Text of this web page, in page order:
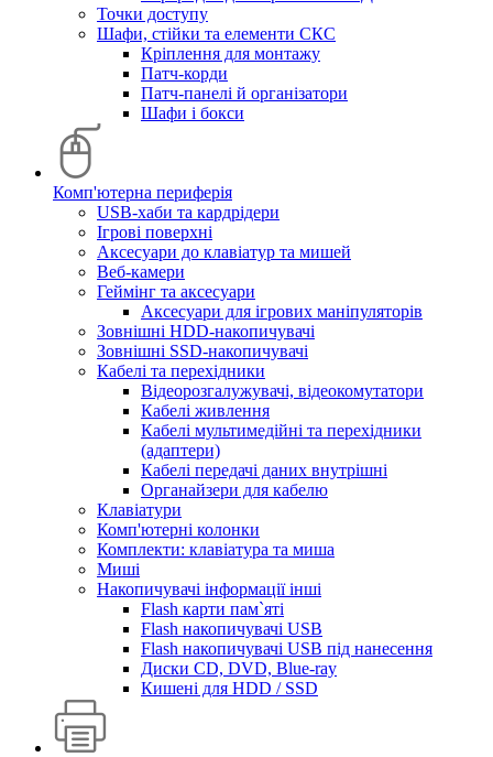
Точки доступу
Шафи, стійки та елементи СКС
Кріплення для монтажу
Патч-корди
Патч-панелі й організатори
Шафи і бокси
Комп'ютерна периферія
USB-хаби та кардрідери
Ігрові поверхні
Аксесуари до клавіатур та мишей
Веб-камери
Геймінг та аксесуари
Аксесуари для ігрових маніпуляторів
Зовнішні HDD-накопичувачі
Зовнішні SSD-накопичувачі
Кабелі та перехідники
Відеорозгалужувачі, відеокомутатори
Кабелі живлення
Кабелі мультимедійні та перехідники
(адаптери)
Кабелі передачі даних внутрішні
Органайзери для кабелю
Клавіатури
Комп'ютерні колонки
Комплекти: клавіатура та миша
Миші
Накопичувачі інформації інші
Flash карти пам`яті
Flash накопичувачі USB
Flash накопичувачі USB під нанесення
Диски CD, DVD, Blue-ray
Кишені для HDD / SSD